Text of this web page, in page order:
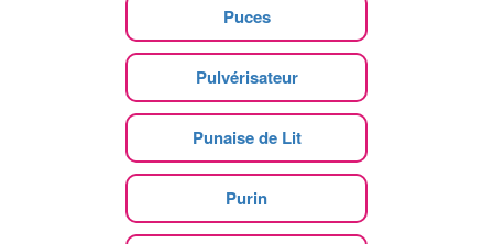
Puces
Pulvérisateur
Punaise de Lit
Purin